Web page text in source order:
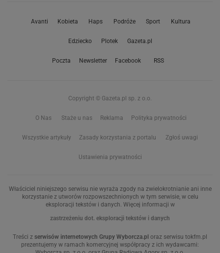
Avanti Kobieta Haps Podróże Sport Kultura
Edziecko Plotek Gazeta.pl
Poczta Newsletter Facebook RSS
Copyright © Gazeta.pl sp. z o.o.
O Nas Staże u nas Reklama Polityka prywatności
Wszystkie artykuły Zasady korzystania z portalu Zgłoś uwagi
Ustawienia prywatności
Właściciel niniejszego serwisu nie wyraża zgody na zwielokrotnianie ani inne
korzystanie z utworów rozpowszechnionych w tym serwisie, w celu
eksploracji tekstów i danych. Więcej informacji w
zastrzeżeniu dot. eksploracji tekstów i danych
Treści z serwisów internetowych Grupy Wyborcza.pl oraz serwisu tokfm.pl
prezentujemy w ramach komercyjnej współpracy z ich wydawcami: